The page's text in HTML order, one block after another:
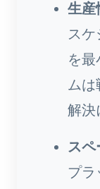
生産
ス
を最
ム
解決
スペ
プラ